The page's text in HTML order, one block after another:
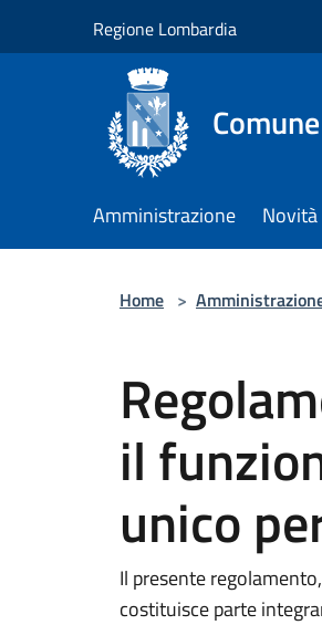
Regione Lombardia
Amministrazione Novità
Home >
il
unico
Il presente
costituisce parte